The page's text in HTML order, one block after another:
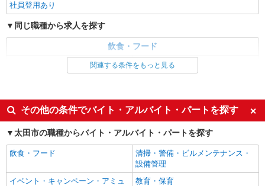
パート
ピザハット 太田店
時給1,150円以上 平日 時給1,150円以上 土日・
祝日 時給1,150円以上 高校生 時給1,150円以上
詳細を見る
社員登用あり
同じ職種から求人を探す
飲食・フード
ファストフード・デリ
調理・調理補助・調理師
未経験歓迎
高校生OK
大学生歓迎
ミドル（40代～）活躍中
週2～3日勤務OK
短時間勤務（1日4h以内）OK
深夜
車通勤OK
扶養内勤務OK
交通費支給
関連する条件をもっと見る
その他の条件でバイト・アルバイト・パートを探す
太田市の職種からバイト・アルバイト・パートを探す
飲食・フード
清掃・警備・ビルメンテナンス・
設備管理
イベント・キャンペーン・アミュ
教育・保育